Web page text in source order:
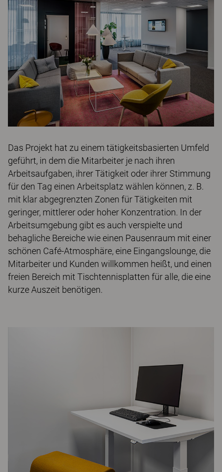
Das Projekt hat zu einem tätigkeitsbasierten Umfeld
geführt, in dem die Mitarbeiter je nach ihren
Arbeitsaufgaben, ihrer Tätigkeit oder ihrer Stimmung
für den Tag einen Arbeitsplatz wählen können, z. B.
mit klar abgegrenzten Zonen für Tätigkeiten mit
geringer, mittlerer oder hoher Konzentration. In der
Arbeitsumgebung gibt es auch verspielte und
behagliche Bereiche wie einen Pausenraum mit einer
schönen Café-Atmosphäre, eine Eingangslounge, die
Mitarbeiter und Kunden willkommen heißt, und einen
freien Bereich mit Tischtennisplatten für alle, die eine
kurze Auszeit benötigen.